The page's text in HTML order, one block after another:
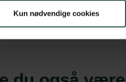
Kun nødvendige cookies